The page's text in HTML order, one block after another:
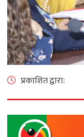
प्रकाशित द्वारा: